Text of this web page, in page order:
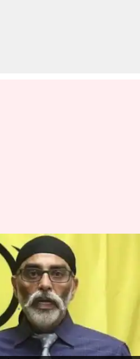
Pannun:
కుట్ర!'..
10:24 am